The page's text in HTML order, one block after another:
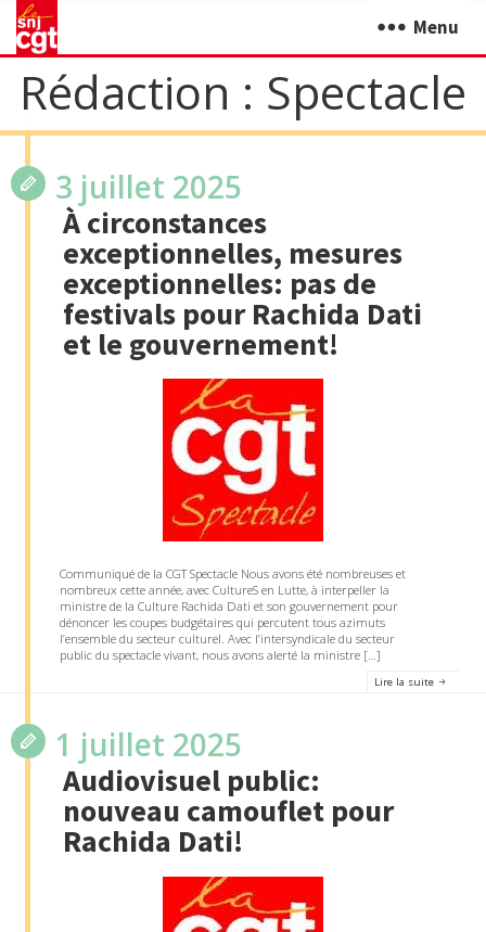
Menu
Rédaction : Spectacle
3 juillet 2025
À circonstances
exceptionnelles, mesures
exceptionnelles: pas de
festivals pour Rachida Dati
et le gouvernement!
Communiqué de la CGT Spectacle Nous avons été nombreuses et
nombreux cette année, avec CultureS en Lutte, à interpeller la
ministre de la Culture Rachida Dati et son gouvernement pour
dénoncer les coupes budgétaires qui percutent tous azimuts
l’ensemble du secteur culturel. Avec l’intersyndicale du secteur
public du spectacle vivant, nous avons alerté la ministre […]
Lire la suite
1 juillet 2025
Audiovisuel public:
nouveau camouflet pour
Rachida Dati!